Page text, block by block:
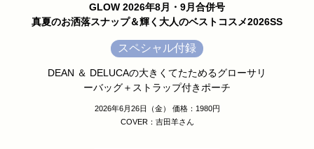
GLOW 2026年8月・9月合併号
真夏のお洒落スナップ＆輝く大人のベストコスメ2026SS
スペシャル付録
DEAN ＆ DELUCAの大きくてたためるグローサリ
ーバッグ＋ストラップ付きポーチ
2026年6月26日（金） 価格：1980円
COVER：吉田羊さん